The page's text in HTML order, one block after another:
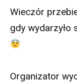
Wieczór
gdy wydarzyło
Organizator